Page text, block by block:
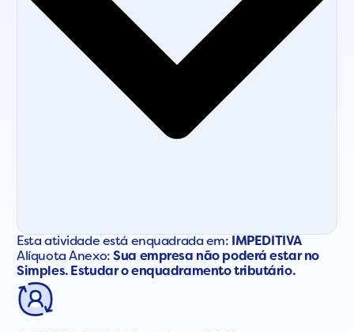
Esta atividade está enquadrada em: IMPEDITIVA
Alíquota Anexo:Sua empresa não poderá estar no
Simples. Estudar o enquadramento tributário.